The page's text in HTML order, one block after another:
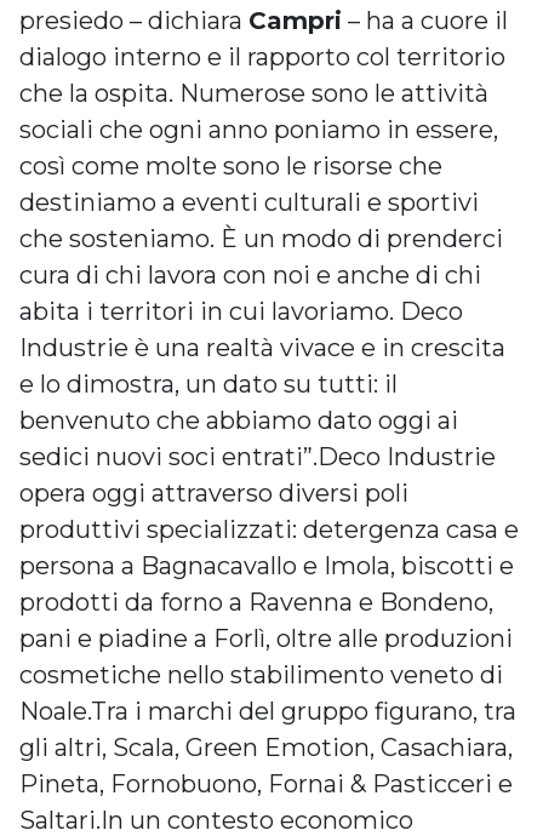
presiedo – dichiara Campri – ha a cuore il
dialogo interno e il rapporto col territorio
che la ospita. Numerose sono le attività
sociali che ogni anno poniamo in essere,
così come molte sono le risorse che
destiniamo a eventi culturali e sportivi
che sosteniamo. È un modo di prenderci
cura di chi lavora con noi e anche di chi
abita i territori in cui lavoriamo. Deco
Industrie è una realtà vivace e in crescita
e lo dimostra, un dato su tutti: il
benvenuto che abbiamo dato oggi ai
sedici nuovi soci entrati”.Deco Industrie
opera oggi attraverso diversi poli
produttivi specializzati: detergenza casa e
persona a Bagnacavallo e Imola, biscotti e
prodotti da forno a Ravenna e Bondeno,
pani e piadine a Forlì, oltre alle produzioni
cosmetiche nello stabilimento veneto di
Noale.Tra i marchi del gruppo figurano, tra
gli altri, Scala, Green Emotion, Casachiara,
Pineta, Fornobuono, Fornai & Pasticceri e
Saltari.In un contesto economico